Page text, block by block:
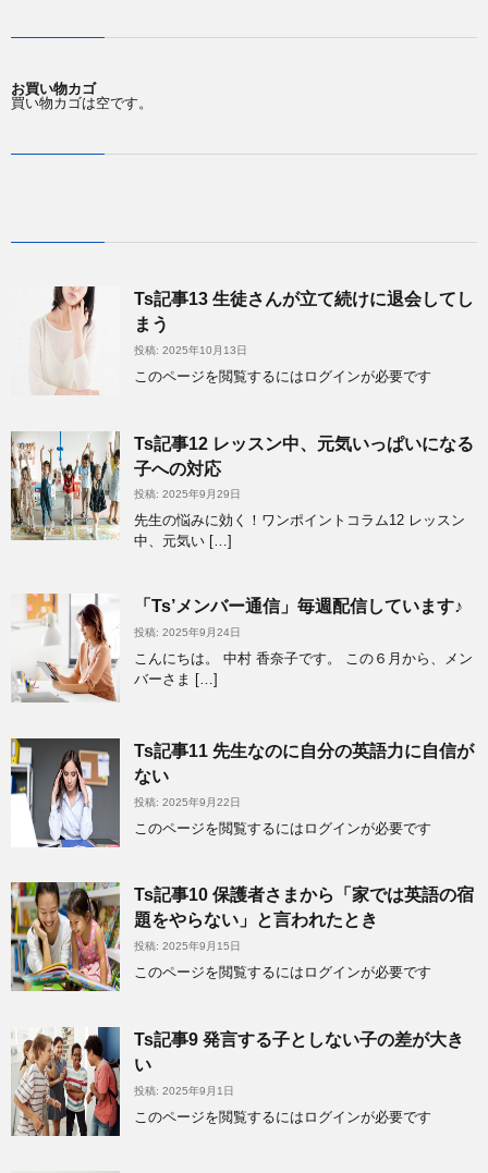
お買い物カゴ
買い物カゴは空です。
Ts記事13 生徒さんが立て続けに退会してし
まう
投稿: 2025年10月13日
このページを閲覧するにはログインが必要です
Ts記事12 レッスン中、元気いっぱいになる
子への対応
投稿: 2025年9月29日
先生の悩みに効く！ワンポイントコラム12 レッスン
中、元気い […]
「Ts’メンバー通信」毎週配信しています♪
投稿: 2025年9月24日
こんにちは。 中村 香奈子です。 この６月から、メン
バーさま […]
Ts記事11 先生なのに自分の英語力に自信が
ない
投稿: 2025年9月22日
このページを閲覧するにはログインが必要です
Ts記事10 保護者さまから「家では英語の宿
題をやらない」と言われたとき
投稿: 2025年9月15日
このページを閲覧するにはログインが必要です
Ts記事9 発言する子としない子の差が大き
い
投稿: 2025年9月1日
このページを閲覧するにはログインが必要です